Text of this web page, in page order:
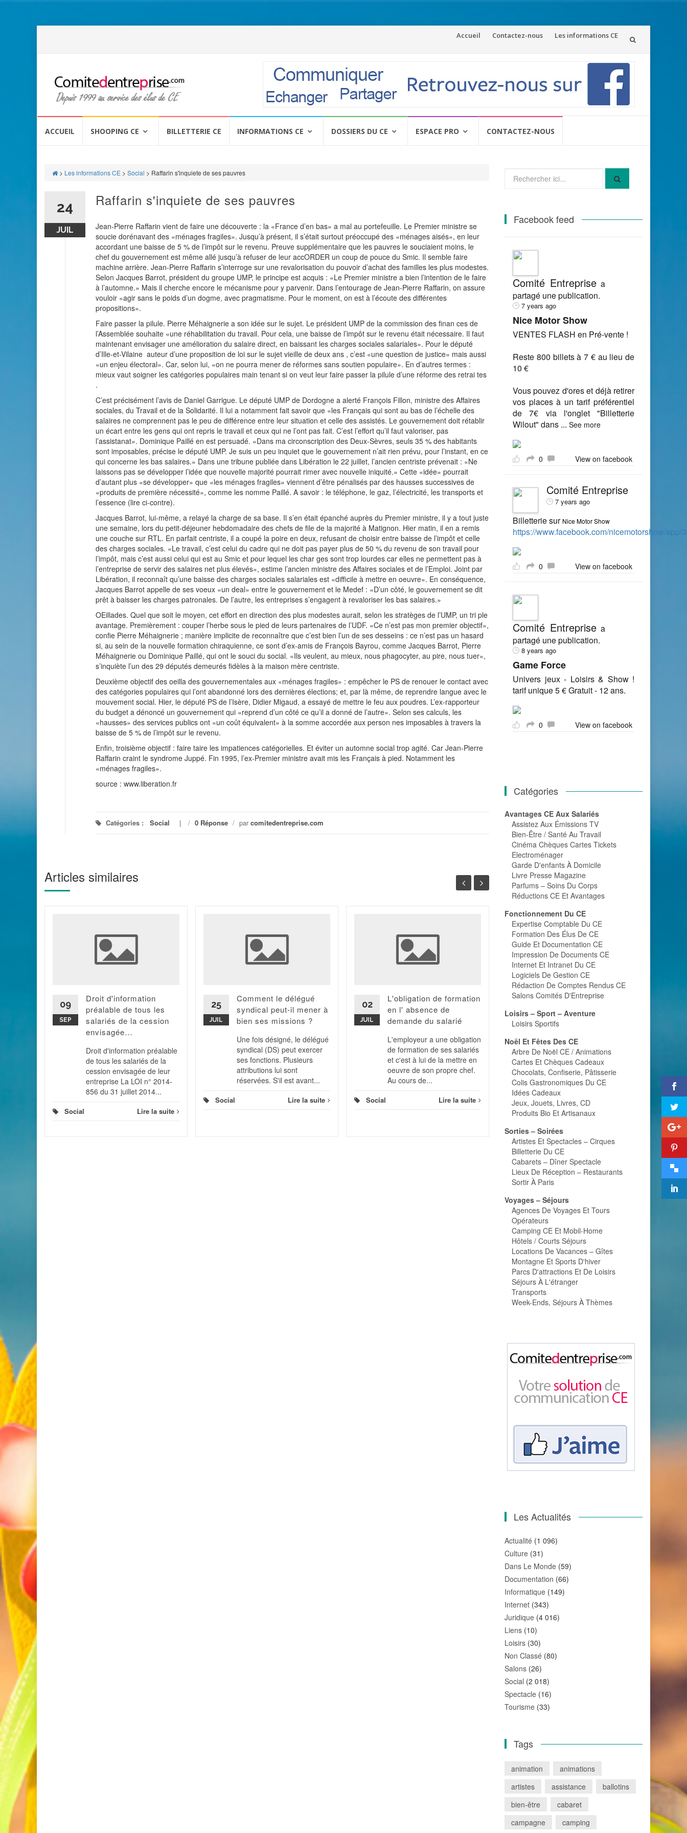
Aller
Accueil Contactez-nous Les informations CE
ACCUEIL SHOOPING CE BILLETTERIE CE INFORMATIONS CE DOSSIERS DU CE ESPACE PRO CONTACTEZ-NOUS
> Les informations CE > Social > Raffarin s'inquiete de ses pauvres
24
JUIL
Raffarin s'inquiete de ses pauvres
Jean-Pierre Raffarin vient de faire une découverte : la «France d’en bas» a mal au portefeuille. Le Premier ministre se
soucie dorénavant des «ménages fragiles». Jusqu’à présent, il s’était surtout préoccupé des «ménages aisés», en leur
accordant une baisse de 5 % de l’impôt sur le revenu. Preuve supplémentaire que les pauvres le souciaient moins, le
chef du gouvernement est même allé jusqu’à refuser de leur accORDER un coup de pouce du Smic. Il semble faire
machine arrière. Jean-Pierre Raffarin s’interroge sur une revalorisation du pouvoir d’achat des familles les plus modestes.
Selon Jacques Barrot, président du groupe UMP, le principe est acquis : «Le Premier ministre a bien l’intention de le faire
à l’automne.» Mais il cherche encore le mécanisme pour y parvenir. Dans l’entourage de Jean-Pierre Raffarin, on assure
vouloir «agir sans le poids d’un dogme, avec pragmatisme. Pour le moment, on est à l’écoute des différentes
propositions».
Faire passer la pilule. Pierre Méhaignerie a son idée sur le sujet. Le président UMP de la commission des finan ces de
l’Assemblée souhaite «une réhabilitation du travail. Pour cela, une baisse de l’impôt sur le revenu était nécessaire. Il faut
maintenant envisager une amélioration du salaire direct, en baissant les charges sociales salariales». Pour le député
d’Ille-et-Vilaine ­ auteur d’une proposition de loi sur le sujet vieille de deux ans ­, c’est «une question de justice» mais aussi
«un enjeu électoral». Car, selon lui, «on ne pourra mener de réformes sans soutien populaire». En d’autres termes :
mieux vaut soigner les catégories populaires main tenant si on veut leur faire passer la pilule d’une réforme des retrai tes
.
C’est précisément l’avis de Daniel Garrigue. Le député UMP de Dordogne a alerté François Fillon, ministre des Affaires
sociales, du Travail et de la Solidarité. Il lui a notamment fait savoir que «les Français qui sont au bas de l’échelle des
salaires ne comprennent pas le peu de différence entre leur situation et celle des assistés. Le gouvernement doit rétablir
un écart entre les gens qui ont repris le travail et ceux qui ne l’ont pas fait. C’est l’effort qu’il faut valoriser, pas
l’assistanat». Dominique Paillé en est persuadé. «Dans ma circonscription des Deux-Sèvres, seuls 35 % des habitants
sont imposables, précise le député UMP. Je suis un peu inquiet que le gouvernement n’ait rien prévu, pour l’instant, en ce
qui concerne les bas salaires.» Dans une tribune publiée dans Libération le 22 juillet, l’ancien centriste prévenait : «Ne
laissons pas se développer l’idée que nouvelle majorité pourrait rimer avec nouvelle iniquité.» Cette «idée» pourrait
d’autant plus «se développer» que «les ménages fragiles» viennent d’être pénalisés par des hausses successives de
«produits de première nécessité», comme les nomme Paillé. A savoir : le téléphone, le gaz, l’électricité, les transports et
l’essence (lire ci-contre).
Jacques Barrot, lui-même, a relayé la charge de sa base. Il s’en était épanché auprès du Premier ministre, il y a tout juste
une semaine, lors du petit-déjeuner hebdomadaire des chefs de file de la majorité à Matignon. Hier matin, il en a remis
une couche sur RTL. En parfait centriste, il a coupé la poire en deux, refusant de choisir entre baisse de l’impôt et celle
des charges sociales. «Le travail, c’est celui du cadre qui ne doit pas payer plus de 50 % du revenu de son travail pour
l’impôt, mais c’est aussi celui qui est au Smic et pour lequel les char ges sont trop lourdes car elles ne permettent pas à
l’entreprise de servir des salaires net plus élevés», estime l’ancien ministre des Affaires sociales et de l’Emploi. Joint par
Libération, il reconnaît qu’une baisse des charges sociales salariales est «difficile à mettre en oeuvre». En conséquence,
Jacques Barrot appelle de ses voeux «un deal» entre le gouvernement et le Medef : «D’un côté, le gouvernement se dit
prêt à baisser les charges patronales. De l’autre, les entreprises s’engagent à revaloriser les bas salaires.»
OEillades. Quel que soit le moyen, cet effort en direction des plus modestes aurait, selon les stratèges de l’UMP, un tri ple
avantage. Premièrement : couper l’herbe sous le pied de leurs partenaires de l’UDF. «Ce n’est pas mon premier objectif»,
confie Pierre Méhaignerie ; manière implicite de reconnaître que c’est bien l’un de ses desseins : ce n’est pas un hasard
si, au sein de la nouvelle formation chiraquienne, ce sont d’ex-amis de François Bayrou, comme Jacques Barrot, Pierre
Méhaignerie ou Dominique Paillé, qui ont le souci du social. «Ils veulent, au mieux, nous phagocyter, au pire, nous tuer»,
s’inquiète l’un des 29 députés demeurés fidèles à la maison mère centriste.
Deuxième objectif des oeilla des gouvernementales aux «ménages fragiles» : empêcher le PS de renouer le contact avec
des catégories populaires qui l’ont abandonné lors des dernières élections; et, par là même, de reprendre langue avec le
mouvement social. Hier, le député PS de l’Isère, Didier Migaud, a essayé de mettre le feu aux poudres. L’ex-rapporteur
du budget a dénoncé un gouvernement qui «reprend d’un côté ce qu’il a donné de l’autre». Selon ses calculs, les
«hausses» des services publics ont «un coût équivalent» à la somme accordée aux person nes imposables à travers la
baisse de 5 % de l’impôt sur le revenu.
Enfin, troisième objectif : faire taire les impatiences catégorielles. Et éviter un automne social trop agité. Car Jean-Pierre
Raffarin craint le syndrome Juppé. Fin 1995, l’ex-Premier ministre avait mis les Français à pied. Notamment les
«ménages fragiles».
source : www.liberation.fr
Catégories : Social / 0 Réponse / parcomitedentreprise.com
Articles similaires
09
SEP
Droit d'information
préalable de tous les
salariés de la cession
envisagée…
Droit d'information préalable
de tous les salariés de la
cession envisagée de leur
entreprise La LOI n° 2014-
856 du 31 juillet 2014...
Social Lire la suite
25
JUIL
Comment le délégué
syndical peut-il mener à
bien ses missions ?
Une fois désigné, le délégué
syndical (DS) peut exercer
ses fonctions. Plusieurs
attributions lui sont
réservées. S'il est avant...
Social Lire la suite
02
JUIL
L'obligation de formation
en l' absence de
demande du salarié
L'employeur a une obligation
de formation de ses salariés
et c'est à lui de la mettre en
oeuvre de son propre chef.
Au cours de...
Social Lire la suite
21
MAI
Mise en place du
CHSCT : c'est l'effectif
de l'entreprise qui
compte !
Tout salarié employé par
une entreprise dont l'effectif
est au moins égal à 50
salariés doit relever d'un
CHSCT. L'effectif à
prendre...
Social Lire la suite
pour
Facebook feed
Comité Entreprisea
partagé une publication.
7 years ago
Nice Motor Show
VENTES FLASH en Pré-vente !
Reste 800 billets à 7 € au lieu de
10 €
Vous pouvez d'ores et déjà retirer
vos places à un tarif préférentiel
de 7€ via l'onglet "Billetterie
Wilout" dans ... See more
0 View on facebook
Comité Entreprise
7 years ago
Billetterie sur Nice Motor Show
https://www.facebook.com/nicemotorshow/app/
0 View on facebook
Comité Entreprisea
partagé une publication.
8 years ago
Game Force
Univers jeux - Loisirs & Show !
tarif unique 5 € Gratuit - 12 ans.
0 View on facebook
Catégories
Avantages CE Aux Salariés
Assistez Aux Émissions TV
Bien-Être / Santé Au Travail
Cinéma Chèques Cartes Tickets
Electroménager
Garde D'enfants À Domicile
Livre Presse Magazine
Parfums – Soins Du Corps
Réductions CE Et Avantages
Fonctionnement Du CE
Expertise Comptable Du CE
Formation Des Élus De CE
Guide Et Documentation CE
Impression De Documents CE
Internet Et Intranet Du CE
Logiciels De Gestion CE
Rédaction De Comptes Rendus CE
Salons Comités D'Entreprise
Loisirs – Sport – Aventure
Loisirs Sportifs
Noël Et Fêtes Des CE
Arbre De Noël CE / Animations
Cartes Et Chèques Cadeaux
Chocolats, Confiserie, Pâtisserie
Colis Gastronomiques Du CE
Idées Cadeaux
Jeux, Jouets, Livres, CD
Produits Bio Et Artisanaux
Sorties – Soirées
Artistes Et Spectacles – Cirques
Billetterie Du CE
Cabarets – Dîner Spectacle
Lieux De Réception – Restaurants
Sortir À Paris
Voyages – Séjours
Agences De Voyages Et Tours
Opérateurs
Camping CE Et Mobil-Home
Hôtels / Courts Séjours
Locations De Vacances – Gîtes
Montagne Et Sports D'hiver
Parcs D'attractions Et De Loisirs
Séjours À L'étranger
Transports
Week-Ends, Séjours À Thèmes
Les Actualités
Actualité (1 096)
Culture (31)
Dans Le Monde (59)
Documentation (66)
Informatique (149)
Internet (343)
Juridique (4 016)
Liens (10)
Loisirs (30)
Non Classé (80)
Salons (26)
Social (2 018)
Spectacle (16)
Tourisme (33)
Tags
animation
animations
artistes
assistance
ballotins
bien-être
cabaret
campagne
camping